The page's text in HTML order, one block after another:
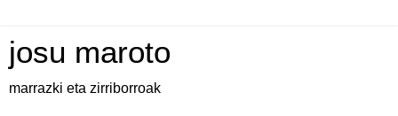
josu maroto
marrazki eta zirriborroak